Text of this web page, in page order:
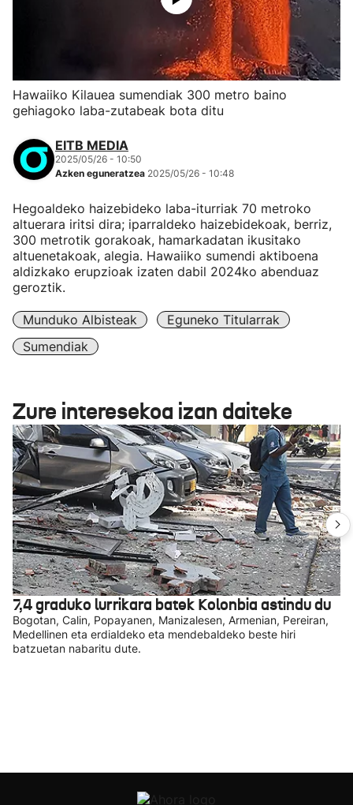
Hawaiiko Kilauea sumendiak 300 metro baino
gehiagoko laba-zutabeak bota ditu
EITB MEDIA
2025/05/26 - 10:50
Azken eguneratzea 2025/05/26 - 10:48
Hegoaldeko haizebideko laba-iturriak 70 metroko
altuerara iritsi dira; iparraldeko haizebidekoak, berriz,
300 metrotik gorakoak, hamarkadatan ikusitako
altuenetakoak, alegia. Hawaiiko sumendi aktiboena
aldizkako erupzioak izaten dabil 2024ko abenduaz
geroztik.
Munduko Albisteak
Eguneko Titularrak
Sumendiak
Zure interesekoa izan daiteke
7,4 graduko lurrikara batek Kolonbia astindu du
Bogotan, Calin, Popayanen, Manizalesen, Armenian, Pereiran,
Medellinen eta erdialdeko eta mendebaldeko beste hiri
batzuetan nabaritu dute.